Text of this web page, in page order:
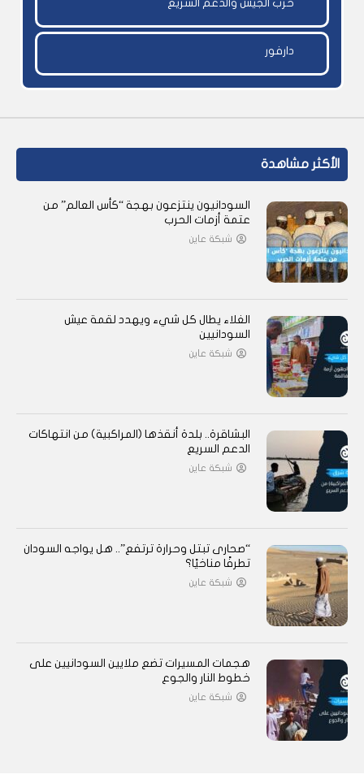
حرب الجيش والدعم السريع
دارفور
الأكثر مشاهدة
السودانيون ينتزعون بهجة “كأس العالم” من
عتمة أزمات الحرب
شبكة عاين
الغلاء يطال كل شيء ويهدد لقمة عيش
السودانيين
شبكة عاين
البشاقرة.. بلدة أنقذها (المراكبية) من انتهاكات
الدعم السريع
شبكة عاين
“صحارى تبتل وحرارة ترتفع”.. هل يواجه السودان
تطرفًا مناخيًا؟
شبكة عاين
هجمات المسيرات تضع ملايين السودانيين على
خطوط النار والجوع
شبكة عاين